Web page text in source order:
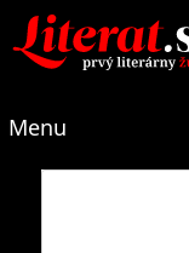
Menu